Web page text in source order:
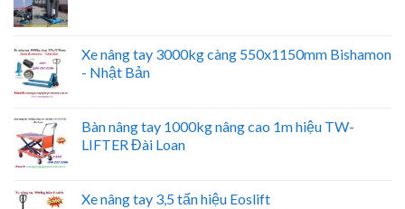
Xe nâng tay 3000kg càng 550x1150mm Bishamon
- Nhật Bản
Bàn nâng tay 1000kg nâng cao 1m hiệu TW-
LIFTER Đài Loan
Xe nâng tay 3,5 tấn hiệu Eoslift